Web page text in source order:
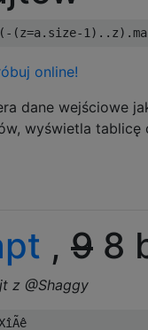
(z=a. size-1 ).. z).
online!
dane wejściowe
wyświetla tablicę
, 9 8
z @Shaggy